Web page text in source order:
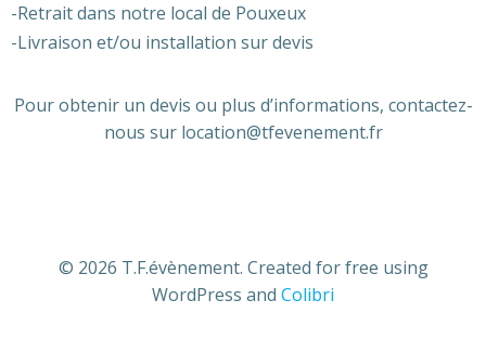
-Retrait dans notre local de Pouxeux
-Livraison et/ou installation sur devis
Pour obtenir un devis ou plus d’informations, contactez-
nous sur location@tfevenement.fr
© 2026 T.F.évènement. Created for free using
WordPress and Colibri